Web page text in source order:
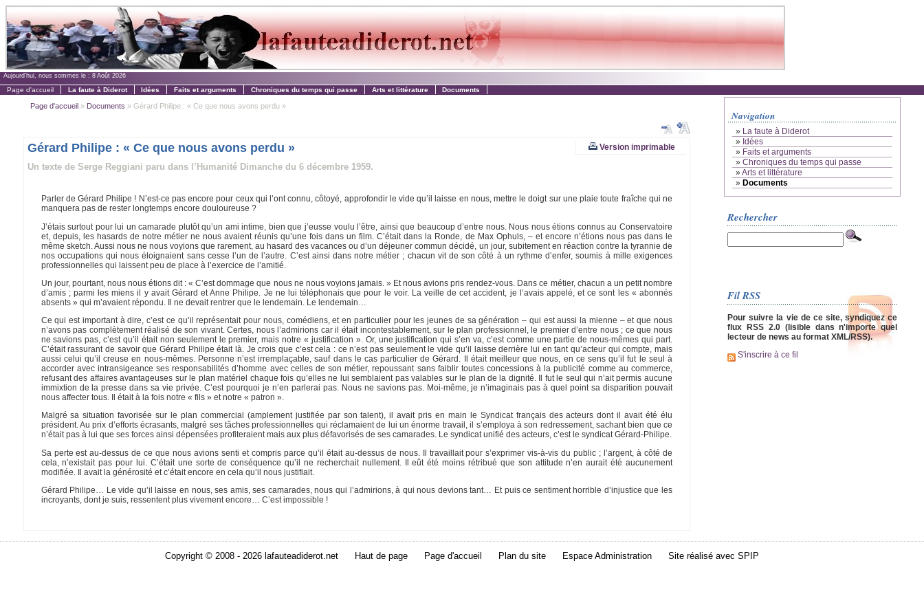
Aujourd'hui, nous sommes le : 8 Août 2026
Page d'accueil La faute à Diderot Idées Faits et arguments Chroniques du temps qui passe Arts et littérature Documents
Page d'accueil» Documents » Gérard Philipe : « Ce que nous avons perdu »
Version imprimable
Gérard Philipe : « Ce que nous avons perdu »
Un texte de Serge Reggiani paru dans l’Humanité Dimanche du 6 décembre 1959.
Parler de Gérard Philipe ! N’est-ce pas encore pour ceux qui l’ont connu, côtoyé, approfondir le vide qu’il laisse en nous, mettre le doigt sur une plaie toute fraîche qui ne
manquera pas de rester longtemps encore douloureuse ?
J’étais surtout pour lui un camarade plutôt qu’un ami intime, bien que j’eusse voulu l’être, ainsi que beaucoup d’entre nous. Nous nous étions connus au Conservatoire
et, depuis, les hasards de notre métier ne nous avaient réunis qu’une fois dans un film. C’était dans la Ronde, de Max Ophuls, – et encore n’étions nous pas dans le
même sketch. Aussi nous ne nous voyions que rarement, au hasard des vacances ou d’un déjeuner commun décidé, un jour, subitement en réaction contre la tyrannie de
nos occupations qui nous éloignaient sans cesse l’un de l’autre. C’est ainsi dans notre métier ; chacun vit de son côté à un rythme d’enfer, soumis à mille exigences
professionnelles qui laissent peu de place à l’exercice de l’amitié.
Un jour, pourtant, nous nous étions dit : « C’est dommage que nous ne nous voyions jamais. » Et nous avions pris rendez-vous. Dans ce métier, chacun a un petit nombre
d’amis ; parmi les miens il y avait Gérard et Anne Philipe. Je ne lui téléphonais que pour le voir. La veille de cet accident, je l’avais appelé, et ce sont les « abonnés
absents » qui m’avaient répondu. Il ne devait rentrer que le lendemain. Le lendemain…
Ce qui est important à dire, c’est ce qu’il représentait pour nous, comédiens, et en particulier pour les jeunes de sa génération – qui est aussi la mienne – et que nous
n’avons pas complètement réalisé de son vivant. Certes, nous l’admirions car il était incontestablement, sur le plan professionnel, le premier d’entre nous ; ce que nous
ne savions pas, c’est qu’il était non seulement le premier, mais notre « justification ». Or, une justification qui s’en va, c’est comme une partie de nous-mêmes qui part.
C’était rassurant de savoir que Gérard Philipe était là. Je crois que c’est cela : ce n’est pas seulement le vide qu’il laisse derrière lui en tant qu’acteur qui compte, mais
aussi celui qu’il creuse en nous-mêmes. Personne n’est irremplaçable, sauf dans le cas particulier de Gérard. Il était meilleur que nous, en ce sens qu’il fut le seul à
accorder avec intransigeance ses responsabilités d’homme avec celles de son métier, repoussant sans faiblir toutes concessions à la publicité comme au commerce,
refusant des affaires avantageuses sur le plan matériel chaque fois qu’elles ne lui semblaient pas valables sur le plan de la dignité. Il fut le seul qui n’ait permis aucune
immixtion de la presse dans sa vie privée. C’est pourquoi je n’en parlerai pas. Nous ne savions pas. Moi-même, je n’imaginais pas à quel point sa disparition pouvait
nous affecter tous. Il était à la fois notre « fils » et notre « patron ».
Malgré sa situation favorisée sur le plan commercial (amplement justifiée par son talent), il avait pris en main le Syndicat français des acteurs dont il avait été élu
président. Au prix d’efforts écrasants, malgré ses tâches professionnelles qui réclamaient de lui un énorme travail, il s’employa à son redressement, sachant bien que ce
n’était pas à lui que ses forces ainsi dépensées profiteraient mais aux plus défavorisés de ses camarades. Le syndicat unifié des acteurs, c’est le syndicat Gérard-Philipe.
Sa perte est au-dessus de ce que nous avions senti et compris parce qu’il était au-dessus de nous. Il travaillait pour s’exprimer vis-à-vis du public ; l’argent, à côté de
cela, n’existait pas pour lui. C’était une sorte de conséquence qu’il ne recherchait nullement. Il eût été moins rétribué que son attitude n’en aurait été aucunement
modifiée. Il avait la générosité et c’était encore en cela qu’il nous justifiait.
Gérard Philipe… Le vide qu’il laisse en nous, ses amis, ses camarades, nous qui l’admirions, à qui nous devions tant… Et puis ce sentiment horrible d’injustice que les
incroyants, dont je suis, ressentent plus vivement encore… C’est impossible !
Navigation
» La faute à Diderot
» Idées
» Faits et arguments
» Chroniques du temps qui passe
»Arts et littérature
» Documents
Rechercher
Fil RSS
Pour suivre la vie de ce site, syndiquez ce
flux RSS 2.0 (lisible dans n'importe quel
lecteur de news au format XML/RSS).
S'inscrire à ce fil
Copyright © 2008 - 2026 lafauteadiderot.net Haut de page Page d'accueil Plan du site Espace Administration Site réalisé avec SPIP